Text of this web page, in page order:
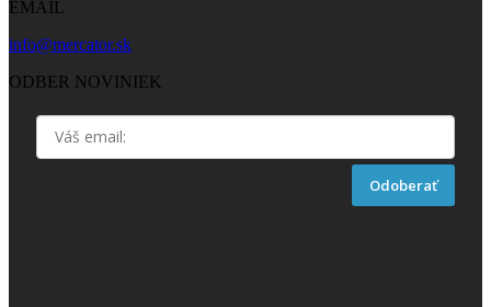
EMAIL
info@mercator.sk
ODBER NOVINIEK
Odoberať